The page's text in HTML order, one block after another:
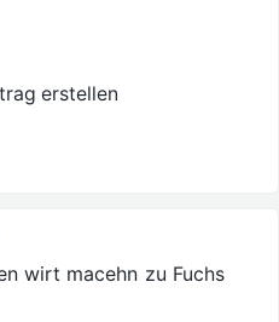
erstellen
wirt macehn zu Fuchs